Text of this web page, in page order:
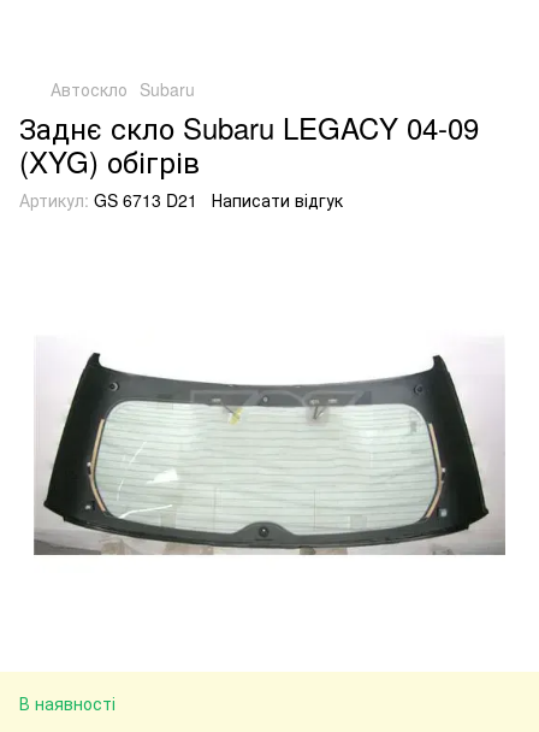
Автоскло Subaru
Заднє скло Subaru LEGACY 04-09
(XYG) обігрів
Артикул: GS 6713 D21 Написати відгук
В наявності